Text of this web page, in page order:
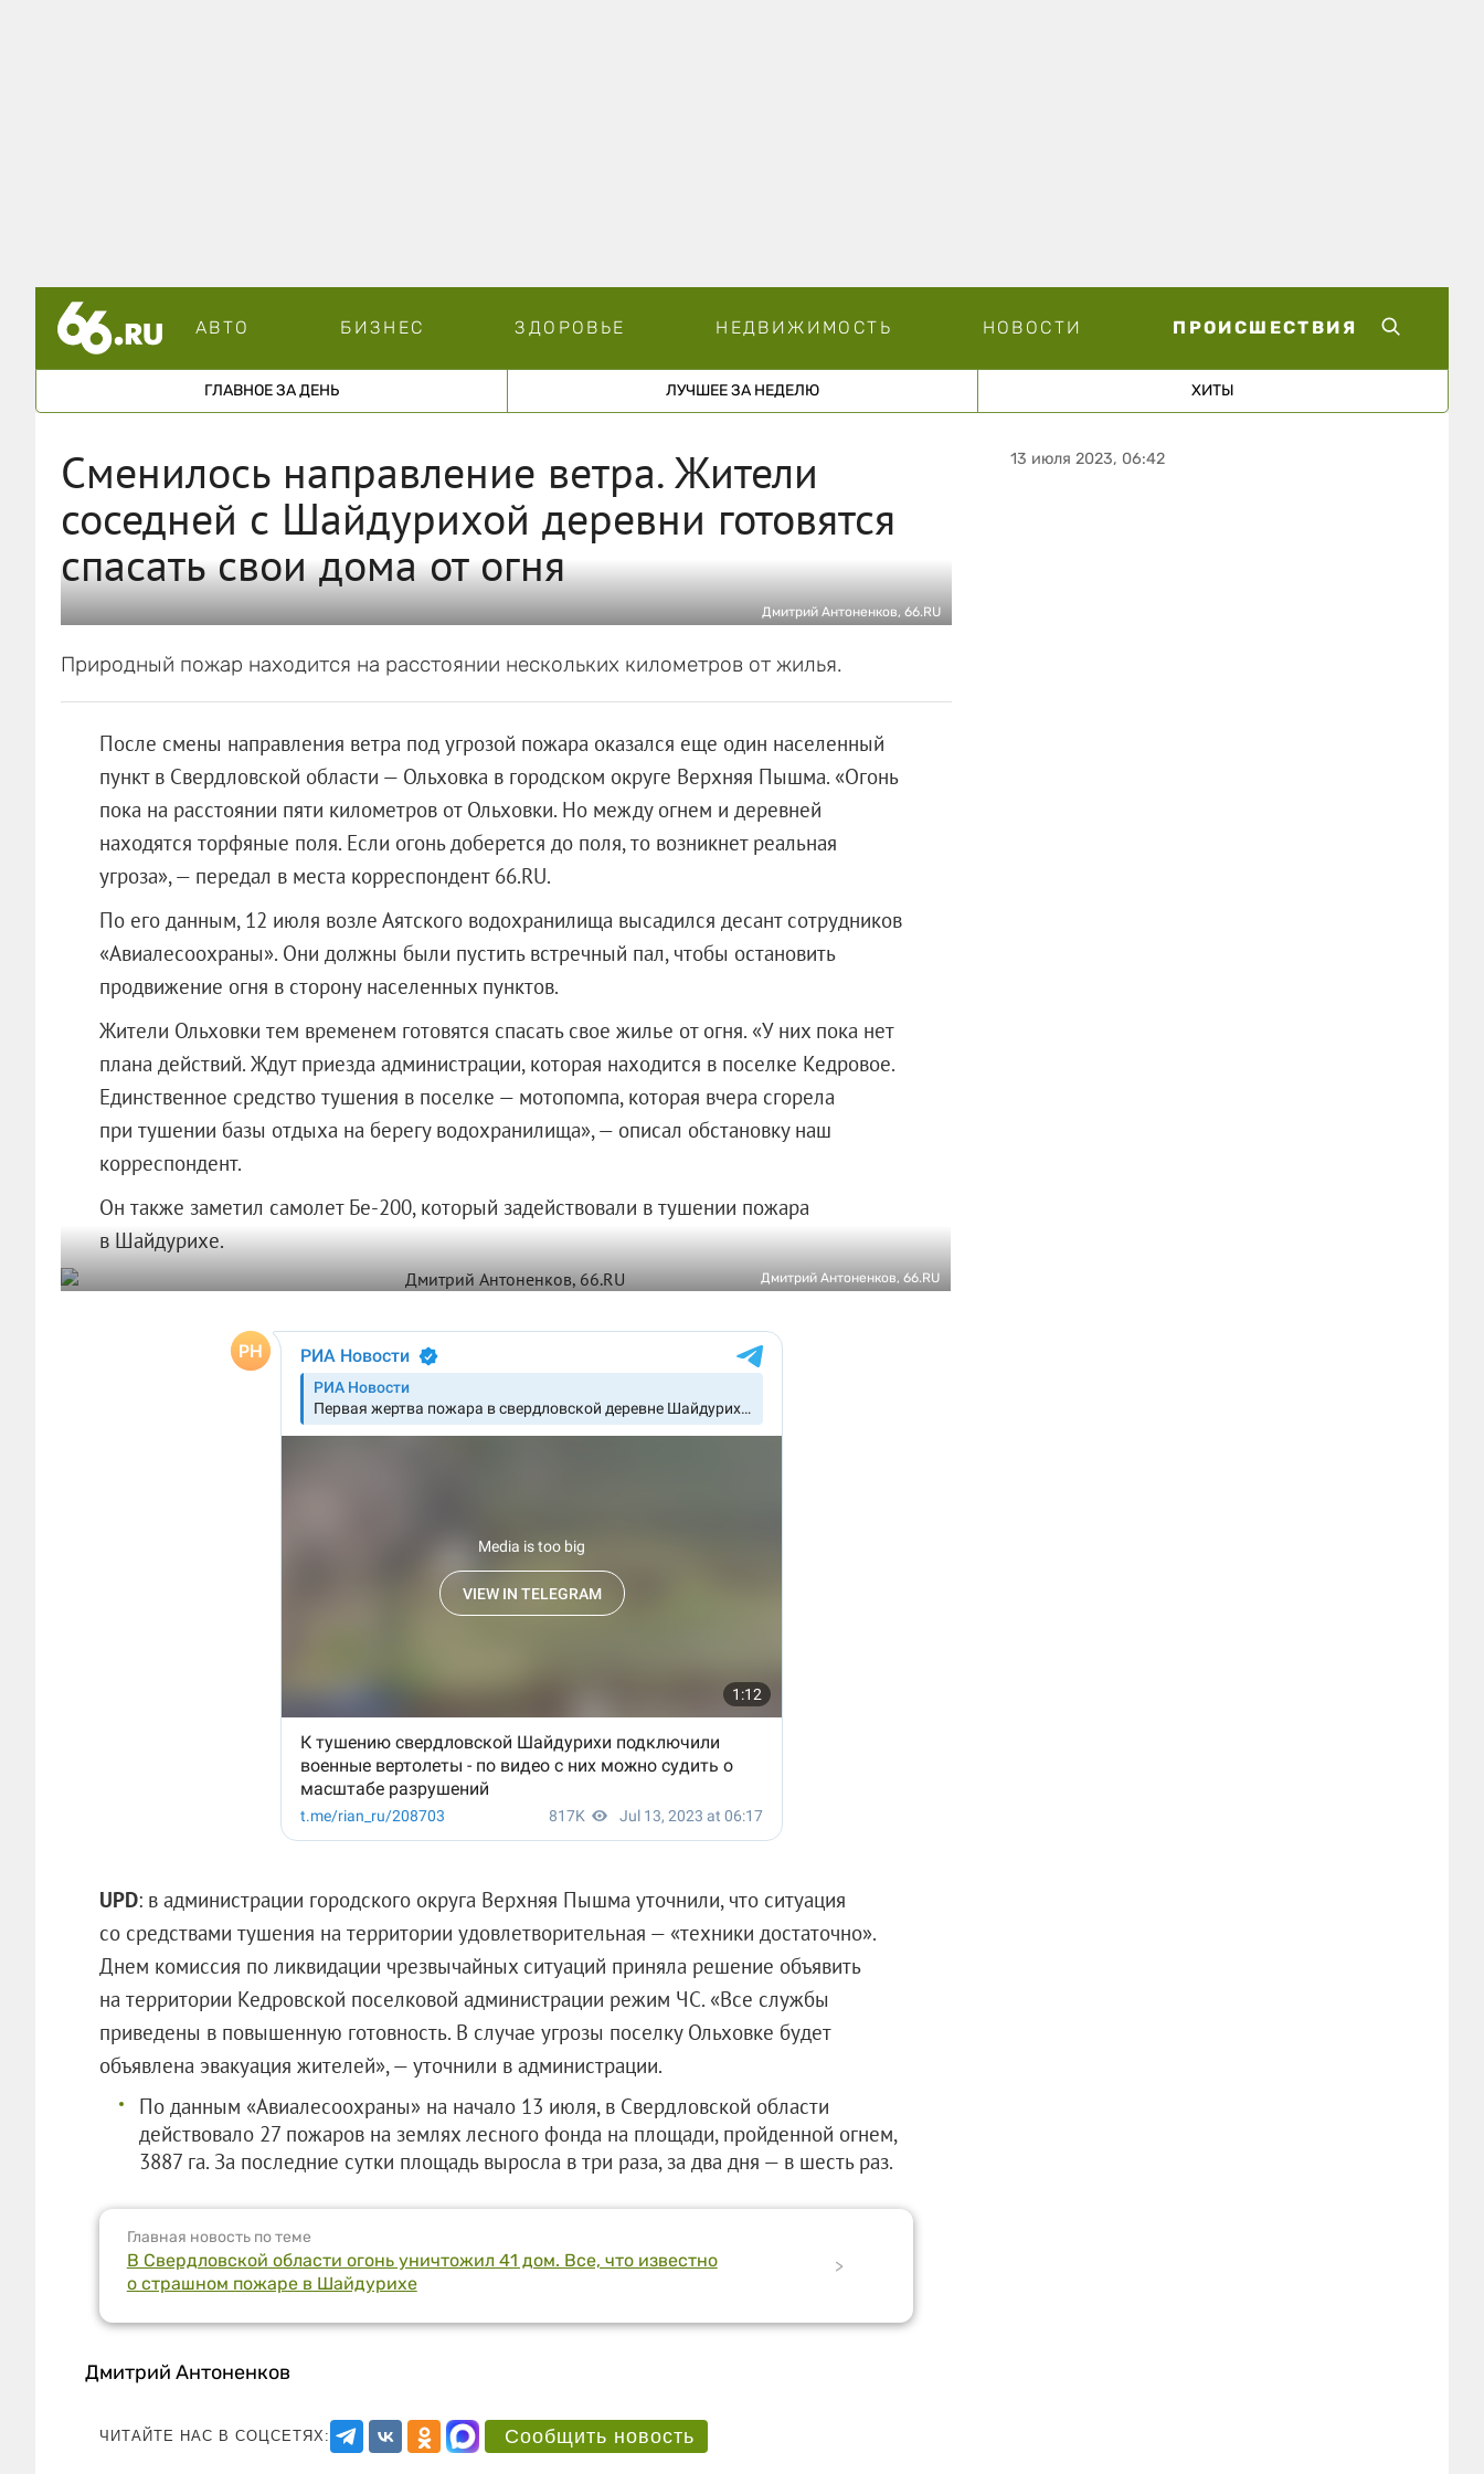
АВТО БИЗНЕС ЗДОРОВЬЕ НЕДВИЖИМОСТЬ НОВОСТИ ПРОИСШЕСТВИЯ
ГЛАВНОЕ ЗА ДЕНЬ ЛУЧШЕЕ ЗА НЕДЕЛЮ ХИТЫ
Сменилось направление ветра. Жители
соседней с Шайдурихой деревни готовятся
спасать свои дома от огня
Дмитрий Антоненков, 66.RU
Природный пожар находится на расстоянии нескольких километров от жилья.
После смены направления ветра под угрозой пожара оказался еще один населенный
пункт в Свердловской области — Ольховка в городском округе Верхняя Пышма. «Огонь
пока на расстоянии пяти километров от Ольховки. Но между огнем и деревней
находятся торфяные поля. Если огонь доберется до поля, то возникнет реальная
угроза», — передал в места корреспондент 66.RU.
По его данным, 12 июля возле Аятского водохранилища высадился десант сотрудников
«Авиалесоохраны». Они должны были пустить встречный пал, чтобы остановить
продвижение огня в сторону населенных пунктов.
Жители Ольховки тем временем готовятся спасать свое жилье от огня. «У них пока нет
плана действий. Ждут приезда администрации, которая находится в поселке Кедровое.
Единственное средство тушения в поселке — мотопомпа, которая вчера сгорела
при тушении базы отдыха на берегу водохранилища», — описал обстановку наш
корреспондент.
Он также заметил самолет Бе-200, который задействовали в тушении пожара
в Шайдурихе.
Дмитрий Антоненков, 66.RU
UPD: в администрации городского округа Верхняя Пышма уточнили, что ситуация
со средствами тушения на территории удовлетворительная — «техники достаточно».
Днем комиссия по ликвидации чрезвычайных ситуаций приняла решение объявить
на территории Кедровской поселковой администрации режим ЧС. «Все службы
приведены в повышенную готовность. В случае угрозы поселку Ольховке будет
объявлена эвакуация жителей», — уточнили в администрации.
По данным «Авиалесоохраны» на начало 13 июля, в Свердловской области
действовало 27 пожаров на землях лесного фонда на площади, пройденной огнем,
3887 га. За последние сутки площадь выросла в три раза, за два дня — в шесть раз.
Главная новость по теме
В Свердловской области огонь уничтожил 41 дом. Все, что известно
о страшном пожаре в Шайдурихе
>
Дмитрий Антоненков
ЧИТАЙТЕ НАС В СОЦСЕТЯХ: Сообщить новость
13 июля 2023, 06:42